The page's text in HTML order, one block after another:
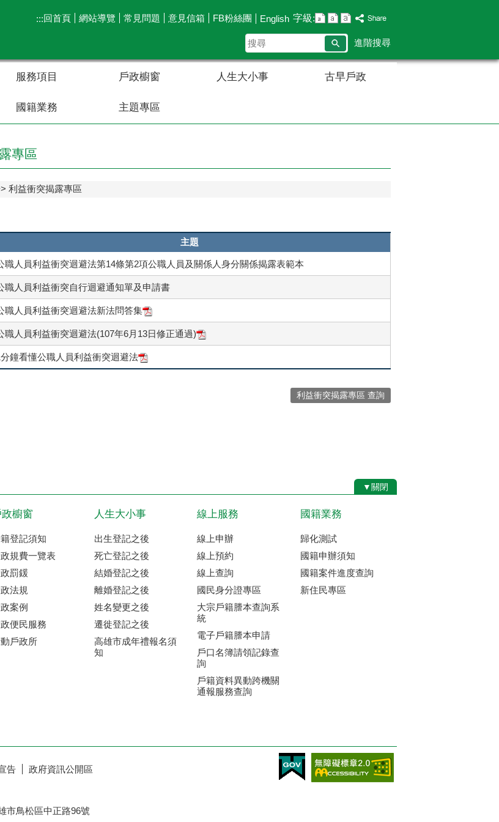
:::回首頁 網站導覽 常見問題 意見信箱 FB粉絲團 English 字級:
搜
尋
進階搜尋
服務項目 戶政櫥窗 人生大小事 古早戶政
國籍業務 主題專區
專區
利益衝突揭露專區
主題
職人員利益衝突迴避法第14條第2項公職人員及關係人身分關係揭露表範本
職人員利益衝突自行迴避通知單及申請書
職人員利益衝突迴避法新法問答集
職人員利益衝突迴避法(107年6月13日修正通過)
鐘看懂公職人員利益衝突迴避法
利益衝突揭露專區 查詢
▼關閉
政櫥窗
登記須知
規費一覽表
罰鍰
法規
案例
便民服務
戶政所
人生大小事
出生登記之後
死亡登記之後
結婚登記之後
離婚登記之後
姓名變更之後
遷徙登記之後
高雄市成年禮報名須
知
線上服務
線上申辦
線上預約
線上查詢
國民身分證專區
大宗戶籍謄本查詢系
統
電子戶籍謄本申請
戶口名簿請領記錄查
詢
戶籍資料異動跨機關
通報服務查詢
國籍業務
歸化測試
國籍申辦須知
國籍案件進度查詢
新住民專區
告
政府資訊公開區
市鳥松區中正路96號